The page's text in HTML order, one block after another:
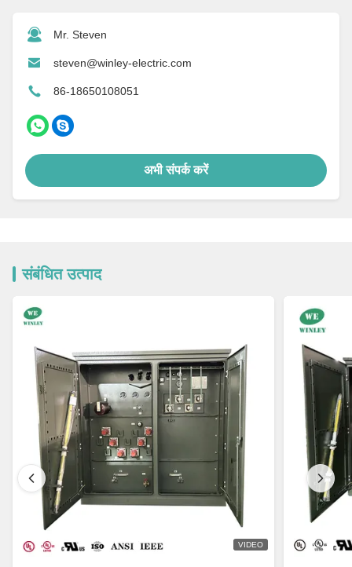
Mr. Steven
steven@winley-electric.com
86-18650108051
अभी संपर्क करें
संबंधित उत्पाद
VIDEO